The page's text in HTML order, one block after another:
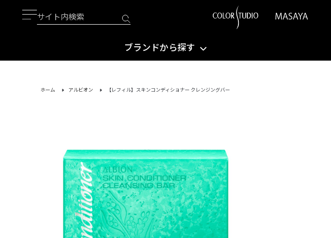
ブランドから探す
ホーム アルビオン 【レフィル】スキンコンディショナー クレンジングバー